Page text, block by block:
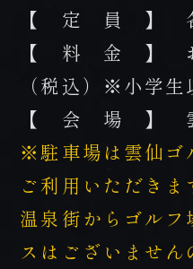
【 定 員 】
【 料 金 】 お
（税込）※小学生
【 会 場 】 雲
※駐車場は雲仙ゴ
ご利用いただきま
温泉街からゴル
スはございません